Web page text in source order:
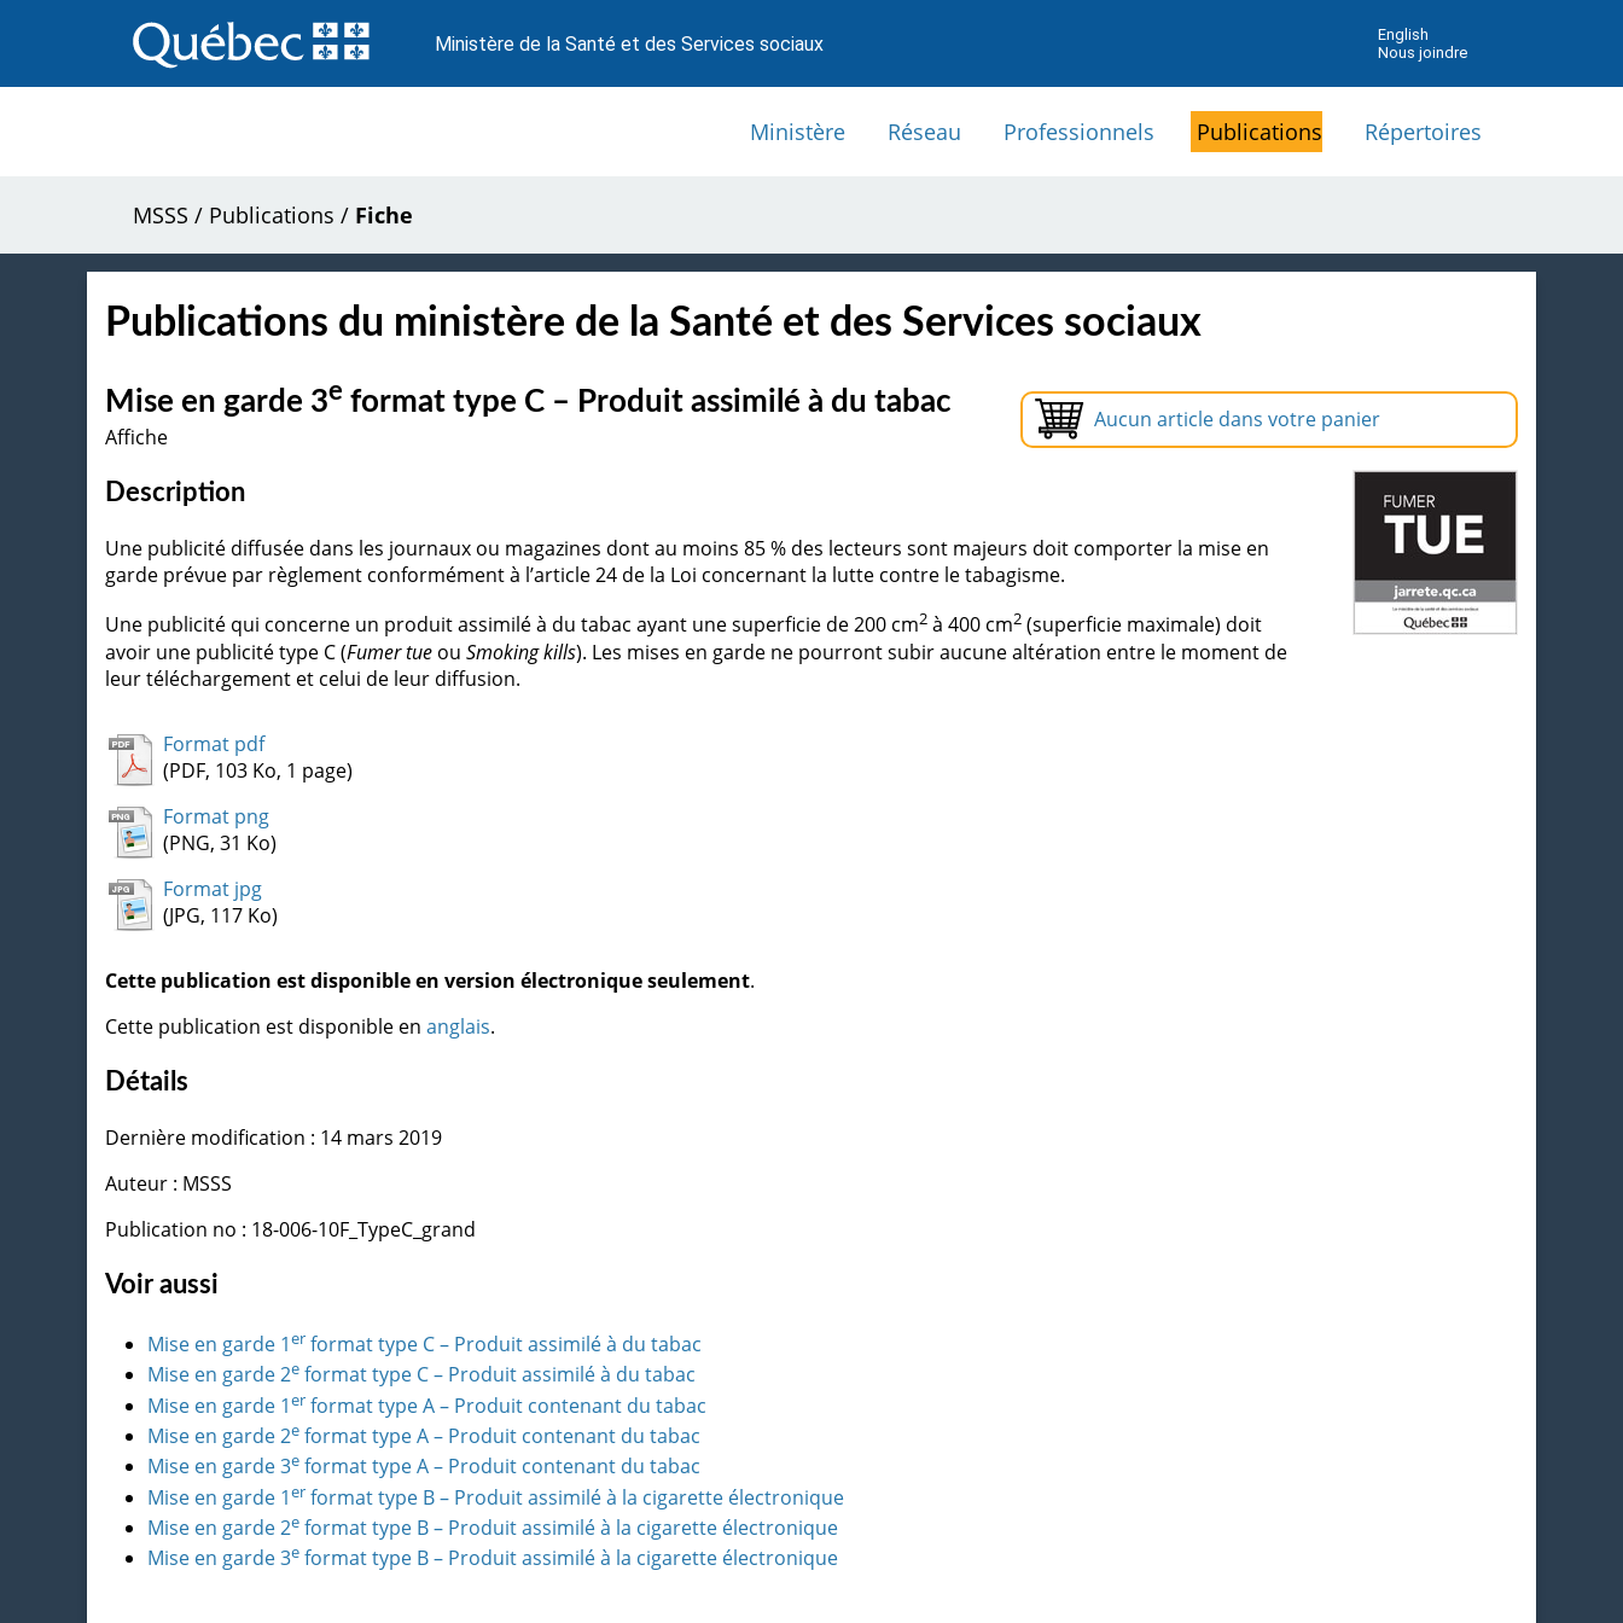
au
contenu
Ministère de la Santé et des Services sociaux
English
Nous joindre
Ministère Réseau Professionnels Publications Répertoires
MSSS / Publications / Fiche
Publications du ministère de la Santé et des Services sociaux
Aucun article dans votre panier
Mise en garde 3e format type C – Produit assimilé à du tabac
Affiche
Description
Une publicité diffusée dans les journaux ou magazines dont au moins 85 % des lecteurs sont majeurs doit comporter la mise en
garde prévue par règlement conformément à l’article 24 de la Loi concernant la lutte contre le tabagisme.
Une publicité qui concerne un produit assimilé à du tabac ayant une superficie de 200 cm2 à 400 cm2 (superficie maximale) doit
avoir une publicité type C (Fumer tue ou Smoking kills). Les mises en garde ne pourront subir aucune altération entre le moment de
leur téléchargement et celui de leur diffusion.
Format pdf
(PDF, 103 Ko, 1 page)
Format png
(PNG, 31 Ko)
Format jpg
(JPG, 117 Ko)
Cette publication est disponible en version électronique seulement.
Cette publication est disponible en anglais.
Détails
Dernière modification : 14 mars 2019
Auteur : MSSS
Publication no : 18-006-10F_TypeC_grand
Voir aussi
Mise en garde 1er format type C – Produit assimilé à du tabac
Mise en garde 2e format type C – Produit assimilé à du tabac
Mise en garde 1er format type A – Produit contenant du tabac
Mise en garde 2e format type A – Produit contenant du tabac
Mise en garde 3e format type A – Produit contenant du tabac
Mise en garde 1er format type B – Produit assimilé à la cigarette électronique
Mise en garde 2e format type B – Produit assimilé à la cigarette électronique
Mise en garde 3e format type B – Produit assimilé à la cigarette électronique